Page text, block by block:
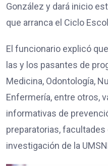
González y dará inicio
que arranca el Ciclo
El funcionario explicó
las y los pasantes de
Medicina, Odontología,
Enfermería, entre otros,
informativas de
preparatorias,
investigación de la